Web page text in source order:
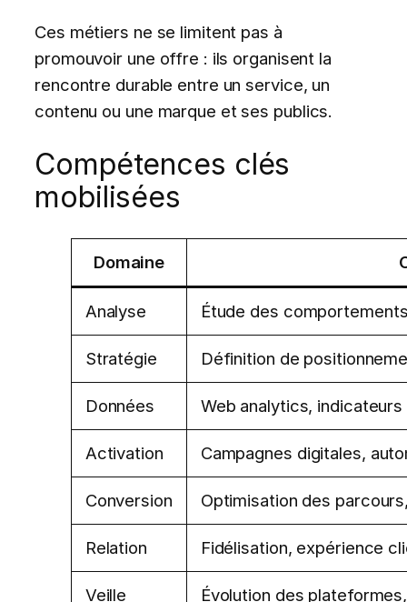
Ces métiers ne se limitent pas à
promouvoir une offre : ils organisent la
rencontre durable entre un service, un
contenu ou une marque et ses publics.
Compétences clés
mobilisées
Domaine
Analyse Étude des
Stratégie Définition de
Données Web analytics,
Activation Campagnes digitales,
Conversion Optimisation des
Relation Fidélisation, expérience
Veille Évolution des